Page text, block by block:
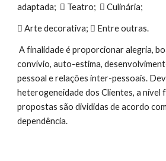
adaptada;  Teatro;  Culinária;
 Arte decorativa;  Entre outras.
A finalidade é proporcionar alegria,
convívio, auto-estima,
pessoal e relações inter-pessoais.
heterogeneidade dos Clientes, a nível
propostas são divididas de acordo
dependência.